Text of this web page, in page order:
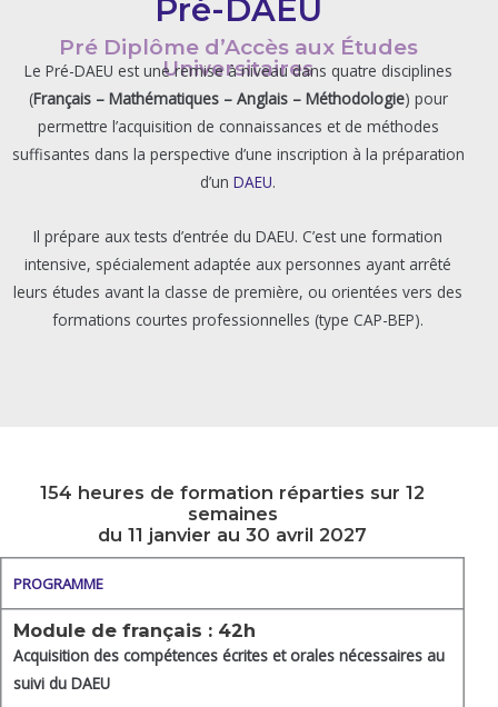
Pré-DAEU
Pré Diplôme d’Accès aux Études
Universitaires
Le Pré-DAEU est une remise à niveau dans quatre disciplines
(Français – Mathématiques – Anglais – Méthodologie) pour
permettre l’acquisition de connaissances et de méthodes
suffisantes dans la perspective d’une inscription à la préparation
d’un DAEU.
Il prépare aux tests d’entrée du DAEU. C’est une formation
intensive, spécialement adaptée aux personnes ayant arrêté
leurs études avant la classe de première, ou orientées vers des
formations courtes professionnelles (type CAP-BEP).
154 heures de formation réparties sur 12
semaines
du 11 janvier au 30 avril 2027
PROGRAMME
Module de français : 42h
Acquisition des compétences écrites et orales nécessaires au
suivi du DAEU